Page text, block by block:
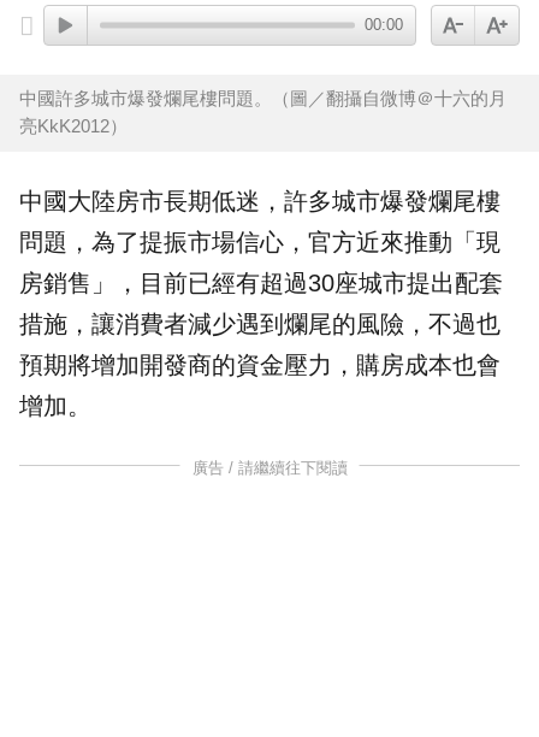
00:00
中國許多城市爆發爛尾樓問題。（圖／翻攝自微博＠十六的月
亮KkK2012）
中國大陸房市長期低迷，許多城市爆發爛尾樓
問題，為了提振市場信心，官方近來推動「現
房銷售」，目前已經有超過30座城市提出配套
措施，讓消費者減少遇到爛尾的風險，不過也
預期將增加開發商的資金壓力，購房成本也會
增加。
廣告 / 請繼續往下閱讀